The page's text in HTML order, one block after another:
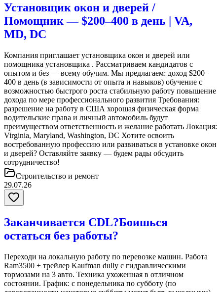
Установщик окон и дверей /
Помощник — $200–400 в день | VA,
MD, DC
Компания приглашает установщика окон и дверей или
помощника установщика . Рассматриваем кандидатов с
опытом и без — всему обучим. Мы предлагаем: доход $200–
400 в день (в зависимости от опыта и навыков) обучение с
возможностью быстрого роста стабильную работу повышение
дохода по мере профессионального развития Требования:
разрешение на работу в США хорошая физическая форма
водительские права и личный автомобиль будут
преимуществом ответственность и желание работать Локация:
Virginia, Maryland, Washington, DC Хотите освоить
востребованную профессию или развиваться в установке окон
и дверей? Оставляйте заявку — будем рады обсудить
сотрудничество!
Строительство и ремонт
29.07.26
Заканчивается CDL?Боишься
остаться без работы?
Переходи на локальную работу по перевозке машин. Работа
Ram3500 + трейлер Kaufman dully с гидравлическими
тормозами на 3 авто. Техника ухоженная в отличном
состоянии. График: с понедельника по субботу (по